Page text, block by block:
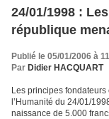
24/01/1998 :
république
Publié le 05/01/2006 à
Par Didier HACQUART
Les principes
l’Humanité du 24/01/
naissance de 5.000